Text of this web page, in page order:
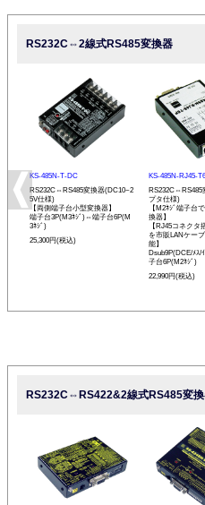
RS232C⇔2線式RS485変換器
KS-485N-T-DC
RS232C⇔RS485変換器(DC10~2
5V仕様)
【両側端子台小型変換器】
端子台3P(M3ﾈｼﾞ)⇔端子台6P(M
3ﾈｼﾞ)
25,300円(税込)
KS-485N-RJ45-
RS232C⇔RS485
プタ仕様)
【M2ﾈｼﾞ端子台
換器】
【RJ45コネクタ
を市販LANケー
能】
Dsub9P(DCE/ﾒｽ
子台6P(M2ﾈｼﾞ)
22,990円(税込)
RS232C⇔RS422&2線式RS485変